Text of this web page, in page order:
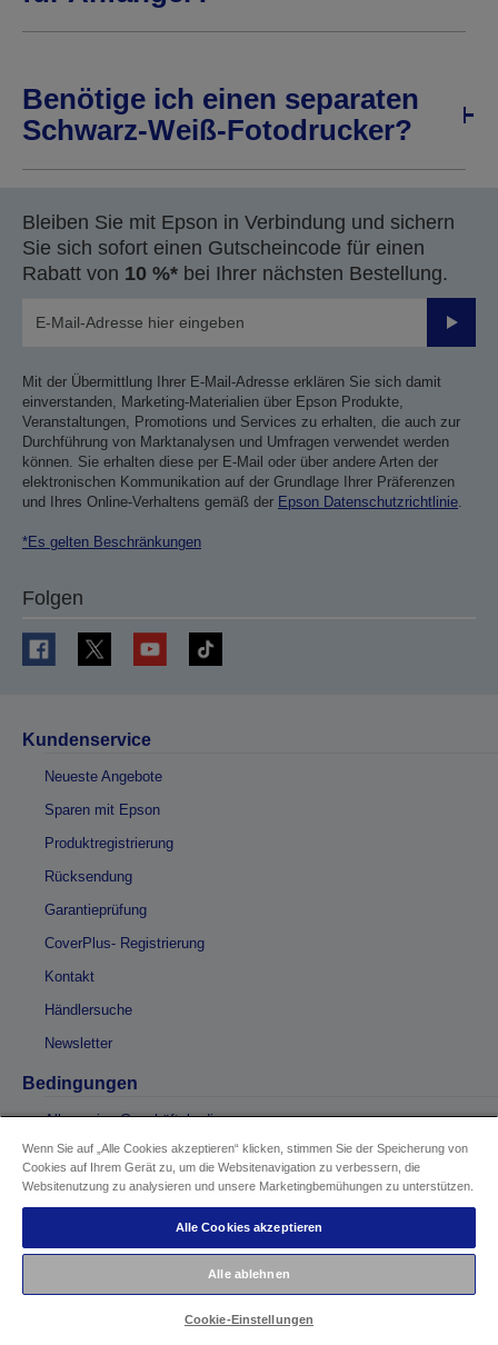
Benötige ich einen separaten
Schwarz-Weiß-Fotodrucker?
Bleiben Sie mit Epson in Verbindung und sichern
Sie sich sofort einen Gutscheincode für einen
Rabatt von 10 %* bei Ihrer nächsten Bestellung.
Mit der Übermittlung Ihrer E-Mail-Adresse erklären Sie sich damit
einverstanden, Marketing-Materialien über Epson Produkte,
Veranstaltungen, Promotions und Services zu erhalten, die auch zur
Durchführung von Marktanalysen und Umfragen verwendet werden
können. Sie erhalten diese per E-Mail oder über andere Arten der
elektronischen Kommunikation auf der Grundlage Ihrer Präferenzen
und Ihres Online-Verhaltens gemäß der Epson Datenschutzrichtlinie.
*Es gelten Beschränkungen
Folgen
Kundenservice
Neueste Angebote
Sparen mit Epson
Produktregistrierung
Rücksendung
Garantieprüfung
CoverPlus- Registrierung
Kontakt
Händlersuche
Newsletter
Bedingungen
Allgemeine Geschäftsbedingungen
Zahlungs- und Lieferbedingungen
Nutzungsbedingungen
Bedingungen für Online-Aktionen
Rechtliches
Safety Data Sheets
Recycling von Produkten
Wenn Sie auf „Alle Cookies akzeptieren“ klicken, stimmen Sie der Speicherung von
Cookies auf Ihrem Gerät zu, um die Websitenavigation zu verbessern, die
Websitenutzung zu analysieren und unsere Marketingbemühungen zu unterstützen.
Alle Cookies akzeptieren
Alle ablehnen
Cookie-Einstellungen